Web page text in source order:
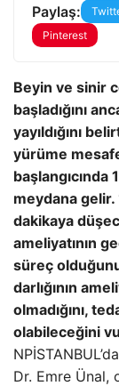
Paylaş:
Pinterest
Beyin ve sinir
başladığını
yayıldığını
yürüme
meydana gelir.
dakikaya
ameliyatının
süreç
darlığının
olmadığını,
olabileceğini
Dr. Emre Ünal,